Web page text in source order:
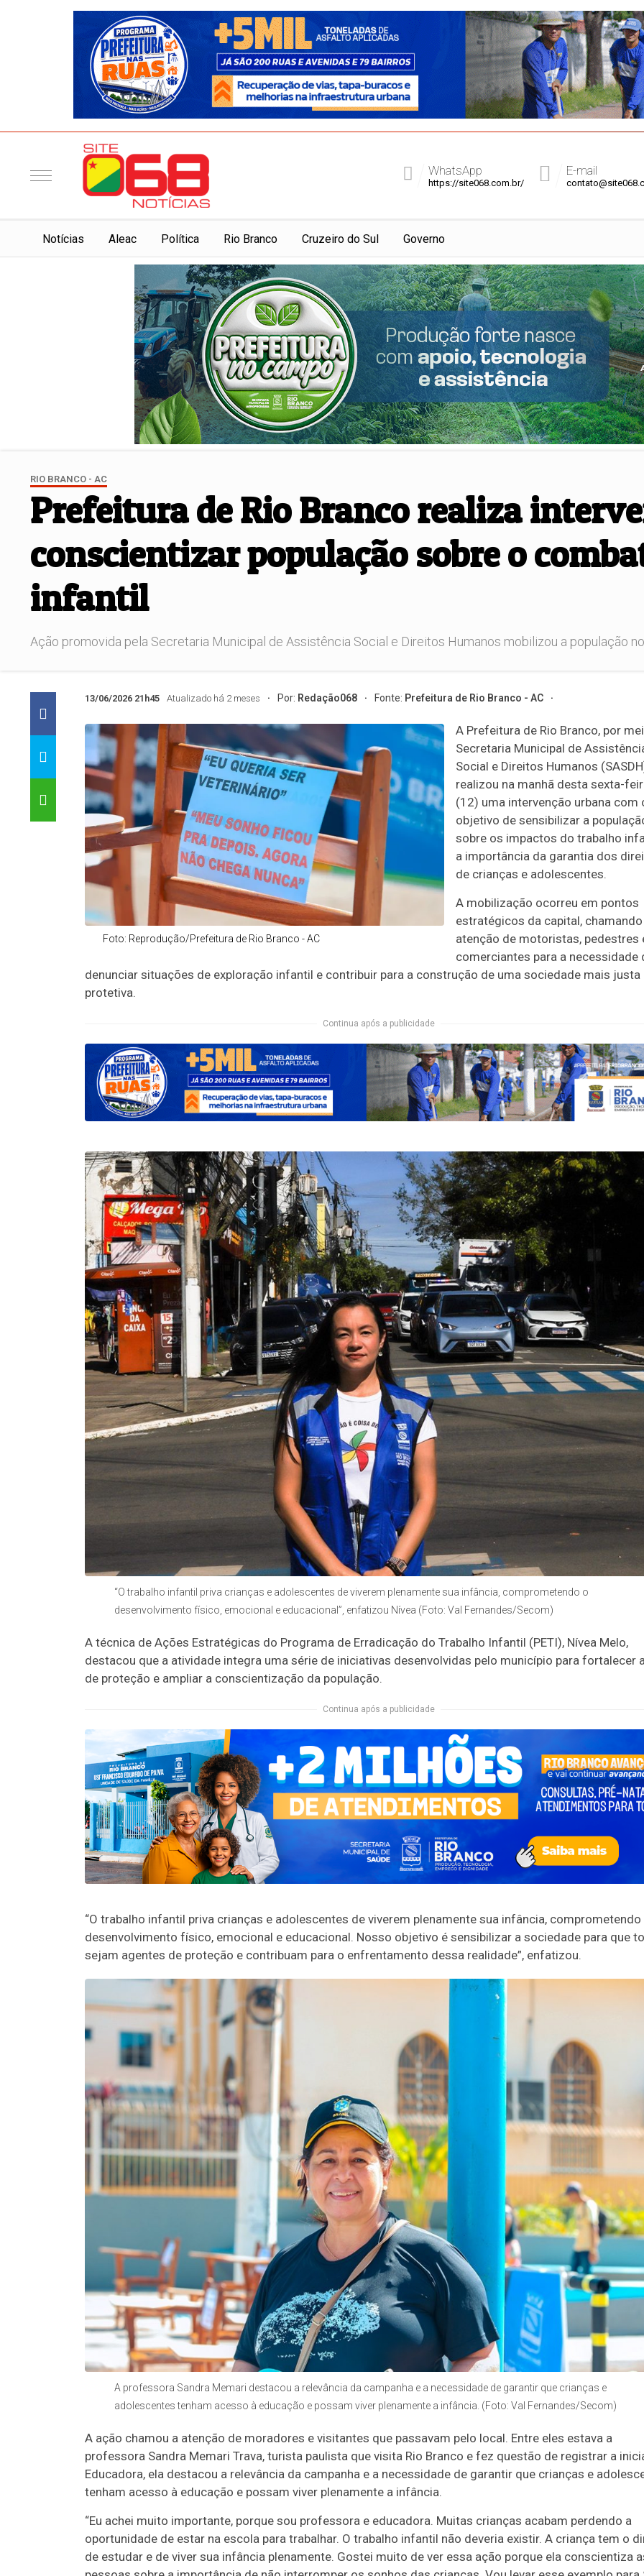
E-mail
WhatsApp
https://site068.com.br/
Notí­cias Aleac Política Rio Branco Cruzeiro do Sul Governo
RIO BRANCO - AC
Prefeitura de Rio Branco realiza
conscientizar população sobre o
infantil
Ação promovida pela Secretaria Municipal de Assistência Social e Direitos Humanos mobilizou a população
13/06/2026 21h45 Atualizado há 2 meses Por: Redação068 Fonte: Prefeitura de Rio Branco - AC
Foto: Reprodução/Prefeitura de Rio Branco - AC
A Prefeitura de Rio Branco, por
Secretaria Municipal de
Social e Direitos Humanos
realizou na manhã desta sexta-
(12) uma intervenção urbana com
objetivo de sensibilizar a
sobre os impactos do trabalho
a importância da garantia dos
de crianças e adolescentes.
A mobilização ocorreu em pontos
estratégicos da capital,
atenção de motoristas, pedestres
comerciantes para a necessidade
denunciar situações de exploração infantil e contribuir para a construção de uma sociedade mais justa
protetiva.
Continua após a publicidade
“O trabalho infantil priva crianças e adolescentes de viverem plenamente sua infância, comprometendo o
desenvolvimento físico, emocional e educacional”, enfatizou Nívea (Foto: Val Fernandes/Secom)
A técnica de Ações Estratégicas do Programa de Erradicação do Trabalho Infantil (PETI), Nívea Melo,
destacou que a atividade integra uma série de iniciativas desenvolvidas pelo município para fortalecer
de proteção e ampliar a conscientização da população.
Continua após a publicidade
“O trabalho infantil priva crianças e adolescentes de viverem plenamente sua infância, comprometendo
desenvolvimento físico, emocional e educacional. Nosso objetivo é sensibilizar a sociedade para que
sejam agentes de proteção e contribuam para o enfrentamento dessa realidade”, enfatizou.
A professora Sandra Memari destacou a relevância da campanha e a necessidade de garantir que crianças e
adolescentes tenham acesso à educação e possam viver plenamente a infância. (Foto: Val Fernandes/Secom)
A ação chamou a atenção de moradores e visitantes que passavam pelo local. Entre eles estava a
professora Sandra Memari Trava, turista paulista que visita Rio Branco e fez questão de registrar a
Educadora, ela destacou a relevância da campanha e a necessidade de garantir que crianças e
tenham acesso à educação e possam viver plenamente a infância.
“Eu achei muito importante, porque sou professora e educadora. Muitas crianças acabam perdendo a
oportunidade de estar na escola para trabalhar. O trabalho infantil não deveria existir. A criança tem o
de estudar e de viver sua infância plenamente. Gostei muito de ver essa ação porque ela conscientiza